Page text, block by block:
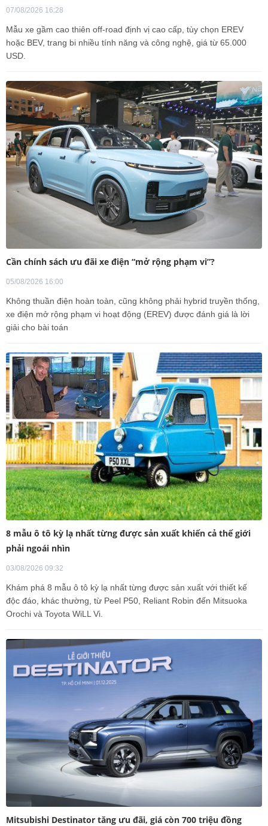
07/08/2026 16:28
Mẫu xe gầm cao thiên off-road định vị cao cấp, tùy chọn EREV
hoặc BEV, trang bi nhiều tính năng và công nghệ, giá từ 65.000
USD.
Cần chính sách ưu đãi xe điện “mở rộng phạm vi”?
05/08/2026 16:00
Không thuần điện hoàn toàn, cũng không phải hybrid truyền thống,
xe điện mở rộng phạm vi hoạt động (EREV) được đánh giá là lời
giải cho bài toán
8 mẫu ô tô kỳ lạ nhất từng được sản xuất khiến cả thế giới
phải ngoái nhìn
03/08/2026 09:32
Khám phá 8 mẫu ô tô kỳ lạ nhất từng được sản xuất với thiết kế
độc đáo, khác thường, từ Peel P50, Reliant Robin đến Mitsuoka
Orochi và Toyota WiLL Vi.
Mitsubishi Destinator tăng ưu đãi, giá còn 700 triệu đồng